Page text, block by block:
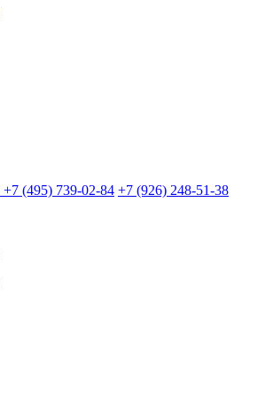
+7 (495) 739-02-84 +7 (926) 248-51-38